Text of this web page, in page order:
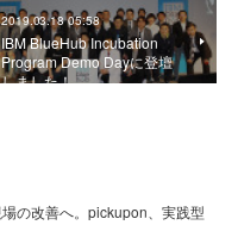
2019.03.18 05:58
IBM BlueHub Incubation
Program Demo Dayに登壇
しました！
の改善へ。pickupon、実践型